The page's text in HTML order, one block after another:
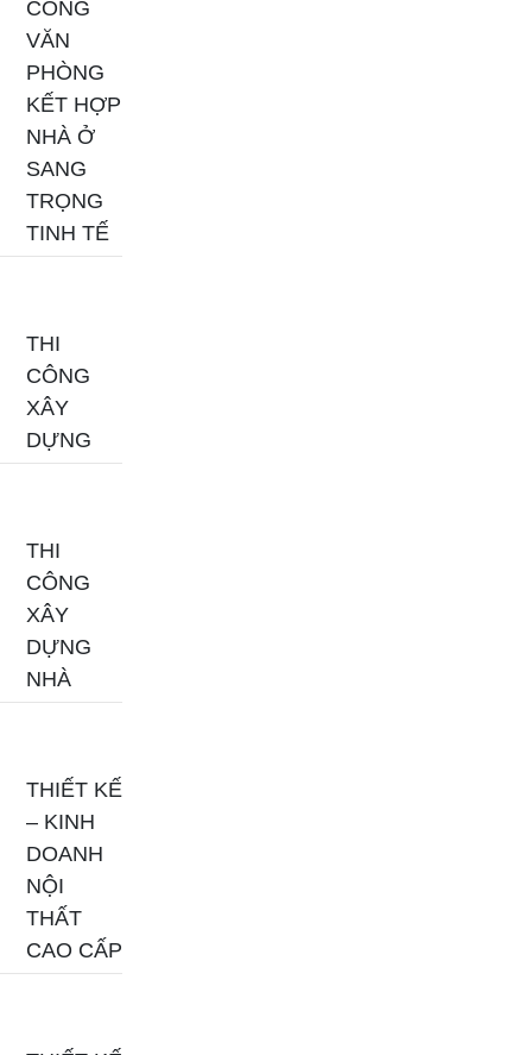
CÔNG
VĂN
PHÒNG
KẾT HỢP
NHÀ Ở
SANG
TRỌNG
TINH TẾ
THI
CÔNG
XÂY
DỰNG
THI
CÔNG
XÂY
DỰNG
NHÀ
THIẾT KẾ
– KINH
DOANH
NỘI
THẤT
CAO CẤP